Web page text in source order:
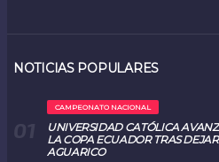
NOTICIAS POPULARES
CAMPEONATO NACIONAL
UNIVERSIDAD CATÓLICA
LA COPA ECUADOR TRAS
AGUARICO